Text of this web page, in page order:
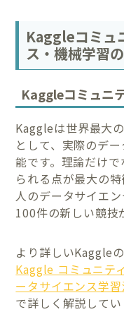
Kaggleコミュ
ス・機械学習
Kaggleコミュニ
Kaggleは世界最大
として、実際のデ
能です。理論だけ
られる点が最大の
人のデータサイエ
100件の新しい競技
より詳しいKaggle
Kaggle コミュニテ
ータサイエンス学習
で詳しく解説してい